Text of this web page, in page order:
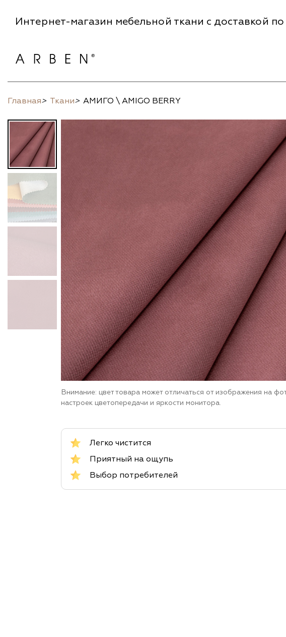
Интернет-магазин мебельной ткани с доставкой по
Главная> Ткани> АМИГО \ AMIGO BERRY
Внимание: цвет товара может отличаться от изображения на
настроек цветопередачи и яркости монитора.
Легко чистится
Приятный на ощупь
Выбор потребителей